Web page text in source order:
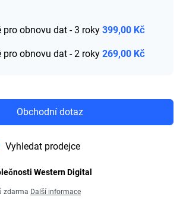
pro obnovu dat - 3 roky 399,00 Kč
pro obnovu dat - 2 roky 269,00 Kč
Obchodní dotaz
Vyhledat prodejce
Western Digital
zdarma Další informace